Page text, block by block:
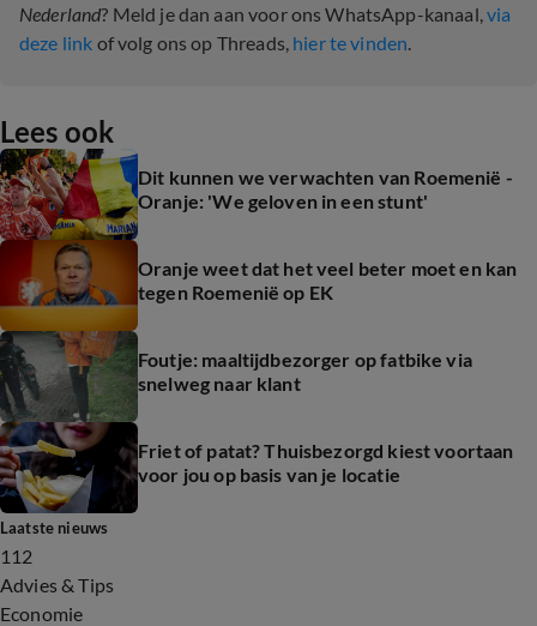
Nederland? Meld je dan aan voor ons WhatsApp-kanaal,via
deze link of volg ons op Threads, hier te vinden.
Lees ook
Dit kunnen we verwachten van Roemenië -
Oranje: 'We geloven in een stunt'
Oranje weet dat het veel beter moet en kan
tegen Roemenië op EK
Foutje: maaltijdbezorger op fatbike via
snelweg naar klant
Friet of patat? Thuisbezorgd kiest voortaan
voor jou op basis van je locatie
Laatste nieuws
112
Advies & Tips
Economie